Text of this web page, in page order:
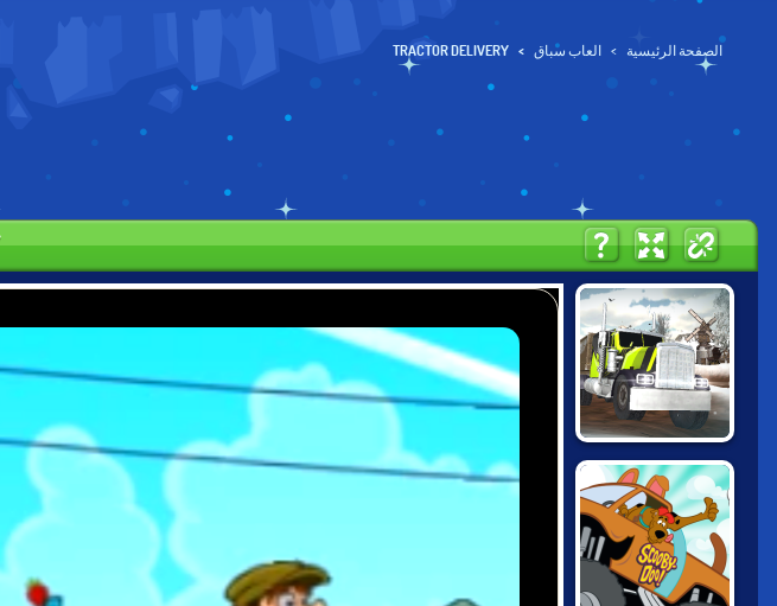
الصفحة الرئيسية العاب سباق TRACTOR DELIVERY
TRUCK DRIVER:
SNOWY ROADS